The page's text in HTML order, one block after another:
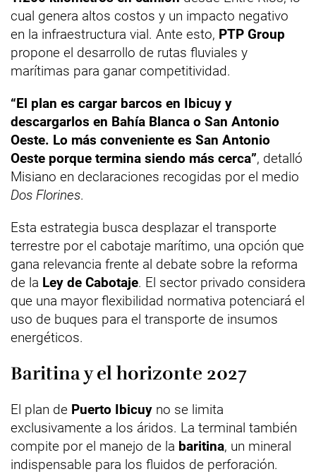
cual genera altos costos y un impacto negativo
en la infraestructura vial. Ante esto, PTP Group
propone el desarrollo de rutas fluviales y
marítimas para ganar competitividad.
“El plan es cargar barcos en Ibicuy y
descargarlos en Bahía Blanca o San Antonio
Oeste. Lo más conveniente es San Antonio
Oeste porque termina siendo más cerca”, detalló
Misiano en declaraciones recogidas por el medio
Dos Florines.
Esta estrategia busca desplazar el transporte
terrestre por el cabotaje marítimo, una opción que
gana relevancia frente al debate sobre la reforma
de la Ley de Cabotaje. El sector privado considera
que una mayor flexibilidad normativa potenciará el
uso de buques para el transporte de insumos
energéticos.
Baritina y el horizonte 2027
El plan de Puerto Ibicuy no se limita
exclusivamente a los áridos. La terminal también
compite por el manejo de la baritina, un mineral
indispensable para los fluidos de perforación.